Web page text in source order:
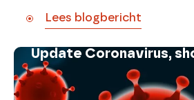
Lees blogbericht
Update Coronavirus,